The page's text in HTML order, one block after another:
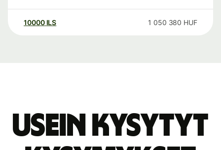
10000 ILS 1 050 380 HUF
Usein kysytyt